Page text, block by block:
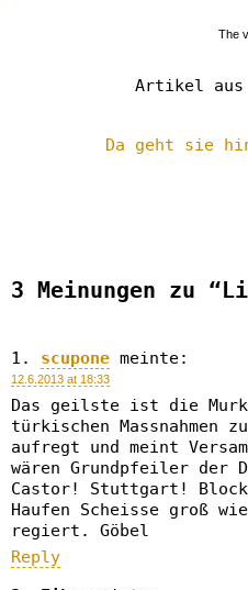
The
Artikel aus
Da geht sie
3 Meinungen zu
scupone meinte:
12.6.2013 at 18:33
Das geilste ist die
türkischen Massnahmen
aufregt und meint
wären Grundpfeiler der
Castor! Stuttgart!
Haufen Scheisse groß
regiert. Göbel
Reply